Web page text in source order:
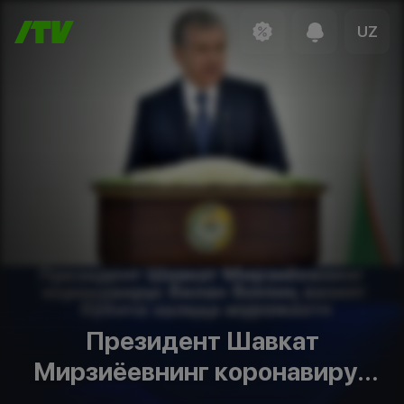
UZ
Президент Шавкат
Мирзиёевнинг коронавирус